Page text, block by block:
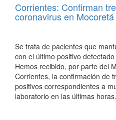
Corrientes: Confirman
coronavirus en Mocoretá
Se trata de pacientes que
con el último positivo
Hemos recibido, por parte del
Corrientes, la confirmación de
positivos correspondientes a
laboratorio en las últimas horas.